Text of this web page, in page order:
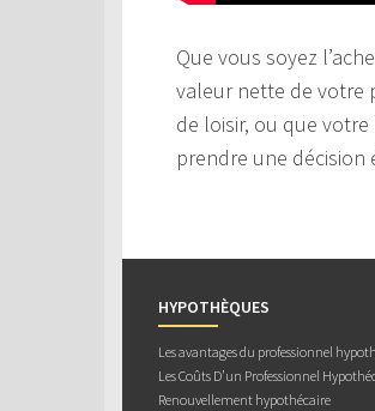
Que vous soyez
valeur nette de votre
de loisir, ou que
prendre une décision
HYPOTHÈQUES
Les avantages du professionnel
Les Coûts D’un Professionnel
Renouvellement hypothécaire